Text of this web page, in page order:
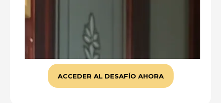
ACCEDER AL DESAFÍO AHORA